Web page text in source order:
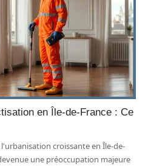
en Île-de-France : Ce
croissante en Île-de-
une préoccupation majeure